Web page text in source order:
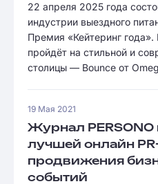
22 апреля 2025 года
индустрии выездного
Премия «Кейтеринг
пройдёт на стильной и
столицы — Bounce от
19 Мая 2021
Журнал PERSONO
лучшей онлайн
продвижения
событий